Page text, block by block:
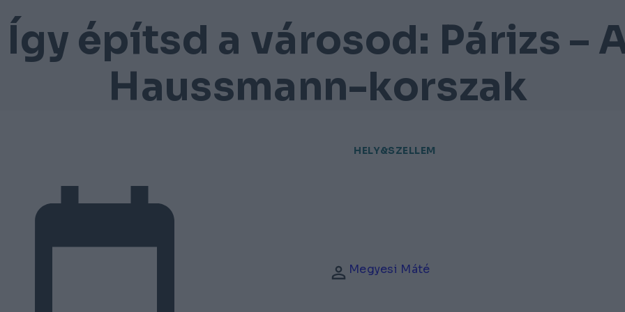
Így építsd a városod: Párizs –
Haussmann-korszak
HELY&SZELLEM
Megyesi Máté